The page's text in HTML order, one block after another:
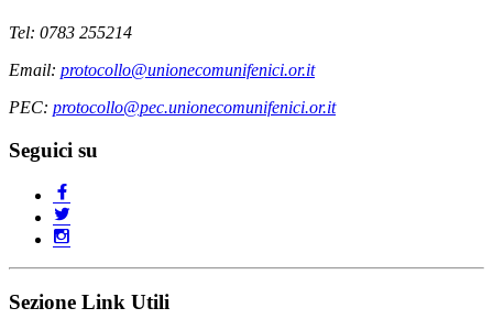
Tel: 0783 255214
Email: protocollo@unionecomunifenici.or.it
PEC: protocollo@pec.unionecomunifenici.or.it
Seguici su
Sezione Link Utili